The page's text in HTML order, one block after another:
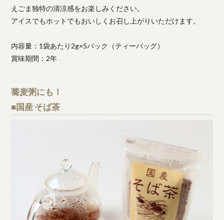
えごま独特の清涼感をお楽しみください。
アイスでもホットでもおいしくお召し上がりいただけます。
内容量：1袋あたり2g×5パック（ティーバッグ）
賞味期間：2年
蕎麦粥にも！
■国産 そば茶